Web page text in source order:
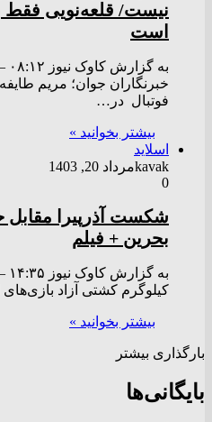
نیست/ قلعه‌نویی
است
خبرنگاران جوان؛ مریم
فوتبال در…
بیشتر بخوانید »
اسلاید
kavakمرداد 20, 1403
0
شکست آذرپیرا
بحرین + فیلم
کیلوگرم کشتی آزاد بازی‌های المپیک ۲۰۲۴
بیشتر بخوانید »
بارگذاری بیشتر
بایگانی‌ها